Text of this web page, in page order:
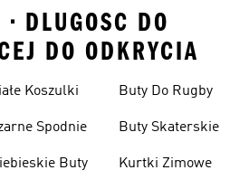
DLUGOSC DO
DO ODKRYCIA
Koszulki
Spodnie
Buty
Buty Do Rugby
Buty Skaterskie
Kurtki Zimowe